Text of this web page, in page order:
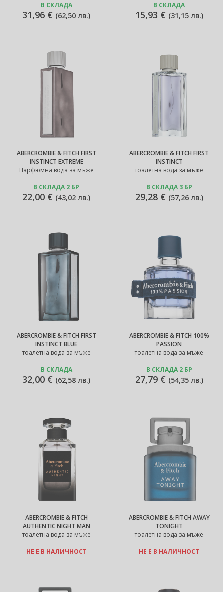
В СКЛАДА
31,96 € (62,50 лв.)
В СКЛАДА
15,93 € (31,15 лв.)
ABERCROMBIE & FITCH FIRST
INSTINCT EXTREME
Парфюмна вода за мъже
В СКЛАДА 2 БР
22,00 € (43,02 лв.)
ABERCROMBIE & FITCH FIRST
INSTINCT
тоалетна вода за мъже
В СКЛАДА 3 БР
29,28 € (57,26 лв.)
ABERCROMBIE & FITCH FIRST
INSTINCT BLUE
тоалетна вода за мъже
В СКЛАДА
32,00 € (62,58 лв.)
ABERCROMBIE & FITCH 100%
PASSION
тоалетна вода за мъже
В СКЛАДА 2 БР
27,79 € (54,35 лв.)
ABERCROMBIE & FITCH
AUTHENTIC NIGHT MAN
тоалетна вода за мъже
НЕ Е В НАЛИЧНОСТ
ABERCROMBIE & FITCH AWAY
TONIGHT
тоалетна вода за мъже
НЕ Е В НАЛИЧНОСТ